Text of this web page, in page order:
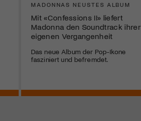
MADONNAS NEUSTES ALBUM
Mit «Confessions II» liefert
Madonna den Soundtrack ihrer
eigenen Vergangenheit
Das neue Album der Pop-Ikone
fasziniert und befremdet.